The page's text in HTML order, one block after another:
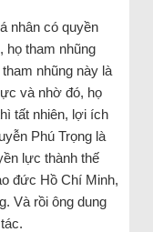
nhân có quyền
họ tham nhũng
nhũng này là
và nhờ đó, họ
tất nhiên, lợi ích
Phú Trọng là
lực thành thế
đức Hồ Chí Minh,
Và rồi ông dung